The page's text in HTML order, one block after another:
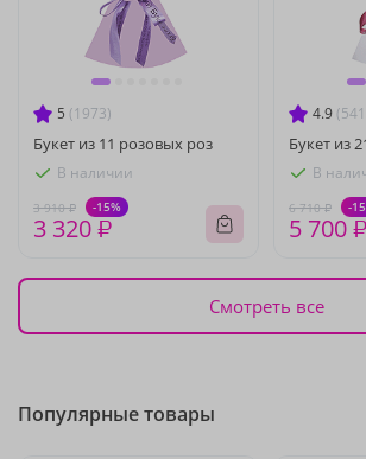
5 (1973)
Букет из 11 розовых роз
В наличии
3 910 ₽ -15%
3 320 ₽
4.9
Букет из
В
6 710 ₽ -
5 700 ₽
Смотреть все
Популярные товары